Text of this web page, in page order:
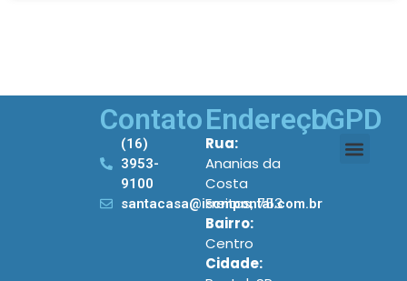
Contato
(16)
3953-
9100
santacasa@iscmpontal.com.br
Endereço
Rua:
Ananias da
Costa
Freitas, 753
Bairro:
Centro
Cidade:
LGPD